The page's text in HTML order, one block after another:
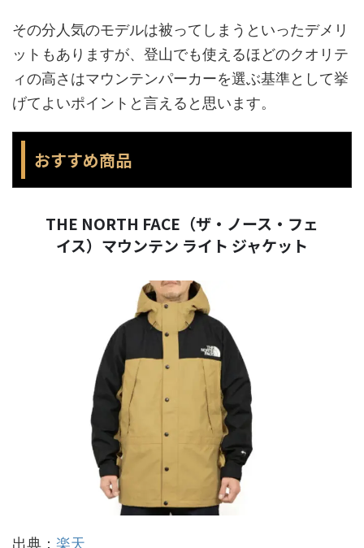
その分人気のモデルは被ってしまうといったデメリ
ットもありますが、登山でも使えるほどのクオリテ
ィの高さはマウンテンパーカーを選ぶ基準として挙
げてよいポイントと言えると思います。
おすすめ商品
THE NORTH FACE（ザ・ノース・フェ
イス）マウンテン ライト ジャケット
出典： 楽天